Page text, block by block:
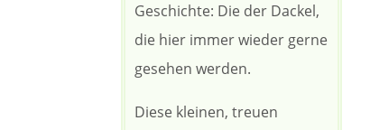
Geschichte: Die der Dackel,
die hier immer wieder gerne
gesehen werden.
Diese kleinen, treuen